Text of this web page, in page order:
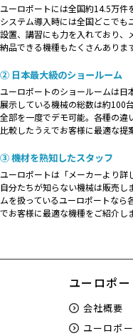
ユーロポートには全国約14.5万件
システム導入時には全国どこでも
設置、講習にも力を入れており、
納品できる機種もたくさんあります
② 日本最大級のショールーム
ユーロポートのショールームは日
展示している機械の総数は約100台
全部を一度でデモ可能。各種の違
比較したうえでお客様に最適な提
③ 機材を熟知したスタッフ
ユーロポートは「メーカーより詳
自分たちが知らない機械は販売
ムを扱っているユーロポートなら
でお客様に最適な機種をご紹介しま
ユーロポ
会社概要
ユーロポ